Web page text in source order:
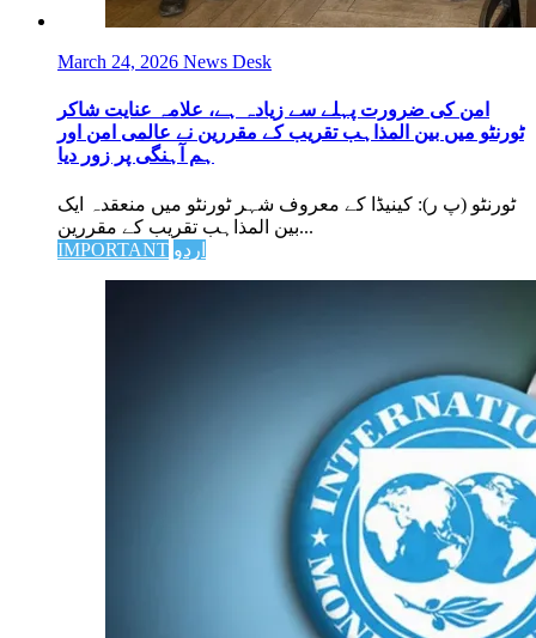
March 24, 2026 News Desk
امن کی ضرورت پہلے سے زیادہ ہے، علامہ عنایت شاکر
ٹورنٹو میں بین المذاہب تقریب کے مقررین نے عالمی امن اور
ہم آہنگی پر زور دیا
ٹورنٹو (پ ر): کینیڈا کے معروف شہر ٹورنٹو میں منعقدہ ایک
بین المذاہب تقریب کے مقررین...
IMPORTANT اردو